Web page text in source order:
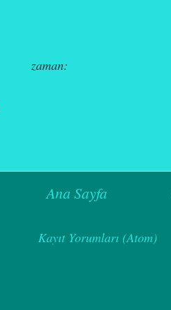
zaman:
Ana Sayfa
Kayıt Yorumları (Atom)